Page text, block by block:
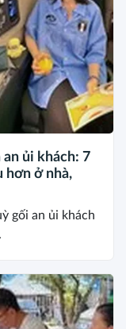
an ủi khách: 7
hơn ở nhà,
gối an ủi khách